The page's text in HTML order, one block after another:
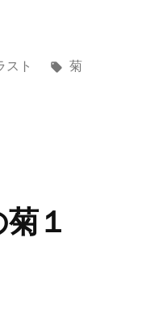
スト
タ
菊
１